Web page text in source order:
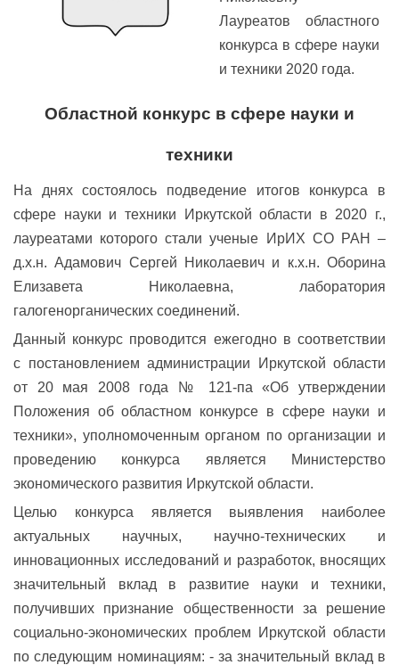
Лауреатов областного
конкурса в сфере науки
и техники 2020 года.
Областной конкурс в сфере науки и
техники
На днях состоялось подведение итогов конкурса в
сфере науки и техники Иркутской области в 2020 г.,
лауреатами которого стали ученые ИрИХ СО РАН –
д.х.н. Адамович Сергей Николаевич и к.х.н. Оборина
Елизавета Николаевна, лаборатория
галогенорганических соединений.
Данный конкурс проводится ежегодно в соответствии
с постановлением администрации Иркутской области
от 20 мая 2008 года № 121-па «Об утверждении
Положения об областном конкурсе в сфере науки и
техники», уполномоченным органом по организации и
проведению конкурса является Министерство
экономического развития Иркутской области.
Целью конкурса является выявления наиболее
актуальных научных, научно-технических и
инновационных исследований и разработок, вносящих
значительный вклад в развитие науки и техники,
получивших признание общественности за решение
социально-экономических проблем Иркутской области
по следующим номинациям: - за значительный вклад в